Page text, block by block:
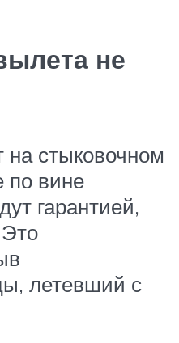
не
стыковочном
по вине
гарантией,
летевший с